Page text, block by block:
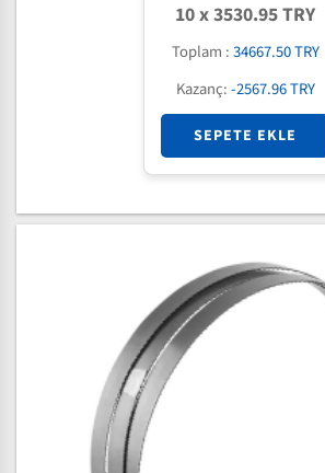
10 x 3530.95 TRY
Toplam :34667.50 TRY
Kazanç:-2567.96 TRY
SEPETE EKLE